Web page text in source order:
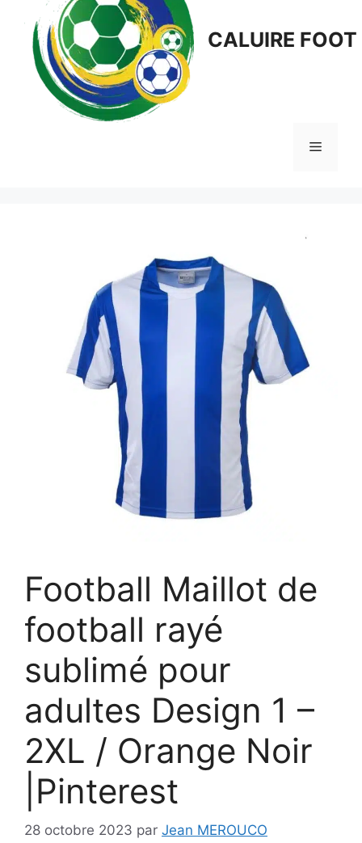
CALUIRE FOOT
Menu
Football Maillot de
football rayé
sublimé pour
adultes Design 1 –
2XL / Orange Noir
|Pinterest
28 octobre 2023 par Jean MEROUCO